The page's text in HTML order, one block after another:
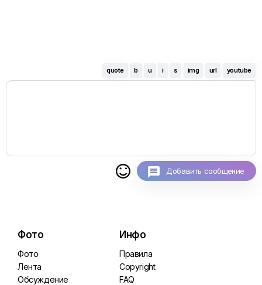
quote b u i s img url youtube
 Добавить сообщение
Фото
Фото
Лента
Обсуждение
Инфо
Правила
Copyright
FAQ